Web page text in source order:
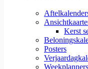
Kerst
Posters
Weekplanners